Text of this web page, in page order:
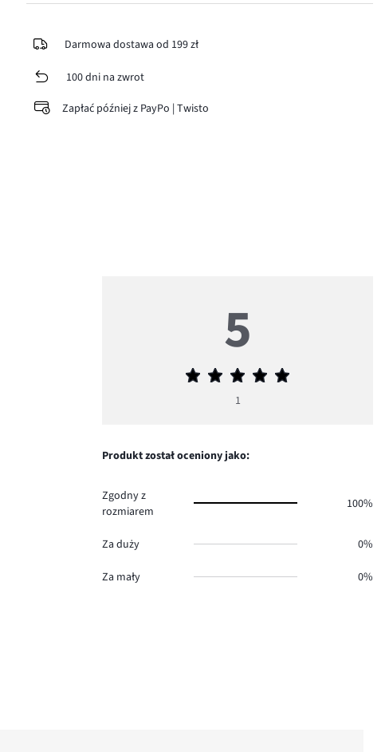
Darmowa dostawa od 199 zł
100 dni na zwrot
Zapłać później z PayPo | Twisto
5
Średnia
5
1
Produkt został oceniony jako:
Zgodny z
rozmiarem
100%
Za duży 0%
Za mały 0%